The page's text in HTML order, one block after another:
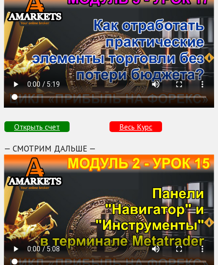
Открыть счет Весь Курс
— СМОТРИМ ДАЛЬШЕ —